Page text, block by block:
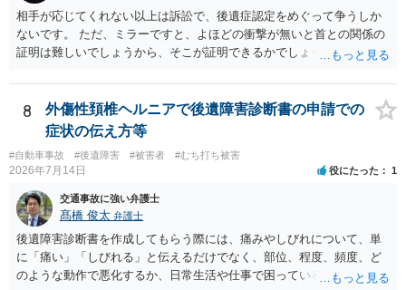
当することがはっきりしている事案です。ですから「単なる交通事故
から，刑事事件になりそうな…」ではなく，刑事事件の対象となるこ
とがはっきりしている事案です。 自分は逃げていないという認識でし
ょう。そのため，故意を否認している形になるのですが，「現場から
離れる」→「コンビニで駐車」→「しばらく待機」→「徒歩で現場に
戻る→誰もいないから警察に連絡しないで帰る」という流れの中で，
事故を起こした認識があるから現場に戻っているはずなのに，どうし
て警察に連絡しないのだろうという話になっているのだと思います。
そして，捜査機関としては，解離性健忘の影響で報告できなかった事
情が見当たらないのだと思います。このような点を意識された上で，
警察の方に事実を理解してもらえるように説明することが，相談者の
認識に沿った解決につながるように思います。 警察からすると，事故
の現場から離れて様子を窺い、事故として取り扱われているかいない
かを確認して，警察がきていないから事故が発生していないことで済
ませればいいだろうと思って報告しなかったのではないかと疑ってい
るのだと思います。不救護・不申告の方が，事故後に現場に戻る話
相手が応じてくれない以上は訴訟で、後遺症認定をめぐって争うしか
ないです。 ただ、ミラーですと、よほどの衝撃が無いと首との関係の
証明は難しいでしょうから、そこが証明できるかでしょうね。
8
外傷性頚椎ヘルニアで後遺障害診断書の申請での
症状の伝え方等
#自動車事故 #後遺障害 #被害者 #むち打ち被害
2026年7月14日 役にたった 1
交通事故に強い弁護士
髙橋 俊太 弁護士
後遺障害診断書を作成してもらう際には、痛みやしびれについて、単
に「痛い」「しびれる」と伝えるだけでなく、部位、程度、頻度、ど
のような動作で悪化するか、日常生活や仕事で困っていることを具体